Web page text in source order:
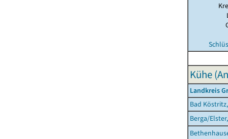
Kühe
Landkreis
Bad
Berga/